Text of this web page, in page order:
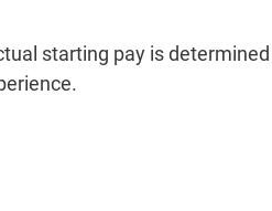
starting pay is determined